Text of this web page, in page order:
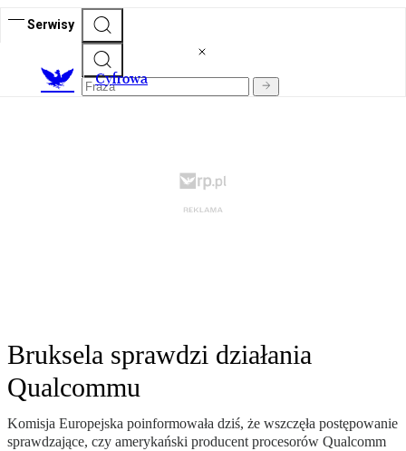
Serwisy
Cyfrowa
Bruksela sprawdzi działania
Qualcommu
Komisja Europejska poinformowała dziś, że wszczęła postępowanie
sprawdzające, czy amerykański producent procesorów Qualcomm